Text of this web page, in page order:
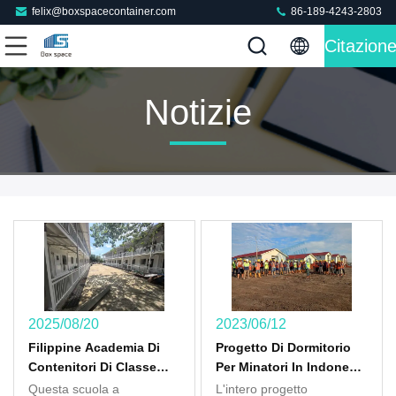
felix@boxspacecontainer.com 86-189-4243-2803
Citazione
Notizie
2025/08/20
Filippine Academia Di
Contenitori Di Classe
Señor Tesoro
Questa scuola a
2023/06/12
Progetto Di Dormitorio
Per Minatori In Indonesia
Completato!
L'intero progetto